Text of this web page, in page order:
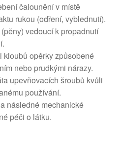
čalounění v místě
rukou (odření, vyblednutí).
vedoucí k propadnutí
kloubů opěrky způsobené
nebo prudkými nárazy.
upevňovacích šroubů kvůli
používání.
následné mechanické
péči o látku.